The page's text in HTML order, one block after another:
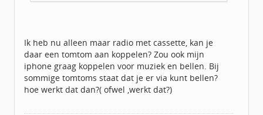
Ik heb nu alleen maar radio met cassette, kan je
daar een tomtom aan koppelen? Zou ook mijn
iphone graag koppelen voor muziek en bellen. Bij
sommige tomtoms staat dat je er via kunt bellen?
hoe werkt dat dan?( ofwel ,werkt dat?)